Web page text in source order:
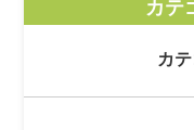
カテ